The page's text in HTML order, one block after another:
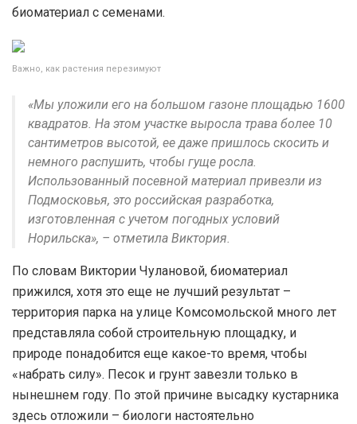
биоматериал с семенами.
Важно, как растения перезимуют
«Мы уложили его на большом газоне площадью 1600
квадратов. На этом участке выросла трава более 10
сантиметров высотой, ее даже пришлось скосить и
немного распушить, чтобы гуще росла.
Использованный посевной материал привезли из
Подмосковья, это российская разработка,
изготовленная с учетом погодных условий
Норильска», – отметила Виктория.
По словам Виктории Чулановой, биоматериал
прижился, хотя это еще не лучший результат –
территория парка на улице Комсомольской много лет
представляла собой строительную площадку, и
природе понадобится еще какое-то время, чтобы
«набрать силу». Песок и грунт завезли только в
нынешнем году. По этой причине высадку кустарника
здесь отложили – биологи настоятельно